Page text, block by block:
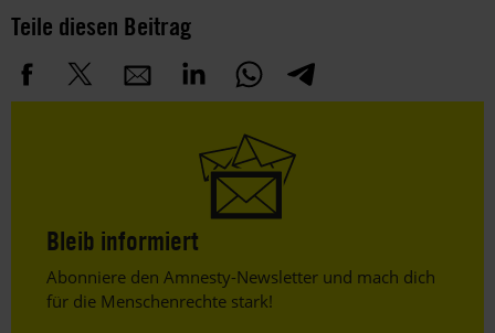
Teile diesen Beitrag
Bleib informiert
Header
Text
Abonniere den Amnesty-Newsletter und mach dich
für die Menschenrechte stark!